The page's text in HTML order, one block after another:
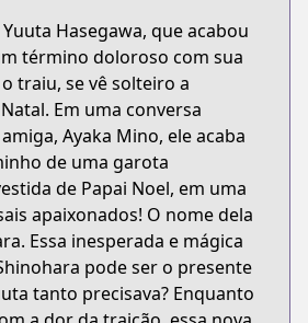
Hasegawa, que acabou
término doloroso com sua
traiu, se vê solteiro a
Em uma conversa
Ayaka Mino, ele acaba
de uma garota
de Papai Noel, em uma
apaixonados! O nome dela
Essa inesperada e mágica
pode ser o presente
tanto precisava? Enquanto